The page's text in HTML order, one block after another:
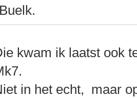
Buelk.
kwam ik laatst ook
in het echt, maar